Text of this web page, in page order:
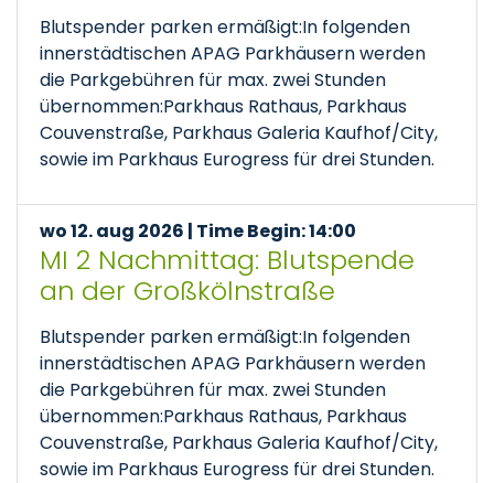
Blutspender parken ermäßigt:In folgenden
innerstädtischen APAG Parkhäusern werden
die Parkgebühren für max. zwei Stunden
übernommen:Parkhaus Rathaus, Parkhaus
Couvenstraße, Parkhaus Galeria Kaufhof/City,
sowie im Parkhaus Eurogress für drei Stunden.
wo 12. aug 2026 | Time Begin: 14:00
MI 2 Nachmittag: Blutspende
an der Großkölnstraße
Blutspender parken ermäßigt:In folgenden
innerstädtischen APAG Parkhäusern werden
die Parkgebühren für max. zwei Stunden
übernommen:Parkhaus Rathaus, Parkhaus
Couvenstraße, Parkhaus Galeria Kaufhof/City,
sowie im Parkhaus Eurogress für drei Stunden.